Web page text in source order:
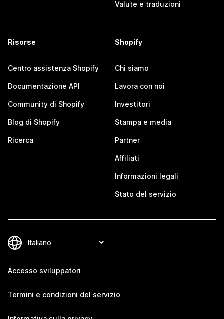
Valute e traduzioni
Risorse
Centro assistenza Shopify
Documentazione API
Community di Shopify
Blog di Shopify
Ricerca
Shopify
Chi siamo
Lavora con noi
Investitori
Stampa e media
Partner
Affiliati
Informazioni legali
Stato del servizio
Accesso sviluppatori
Termini e condizioni del servizio